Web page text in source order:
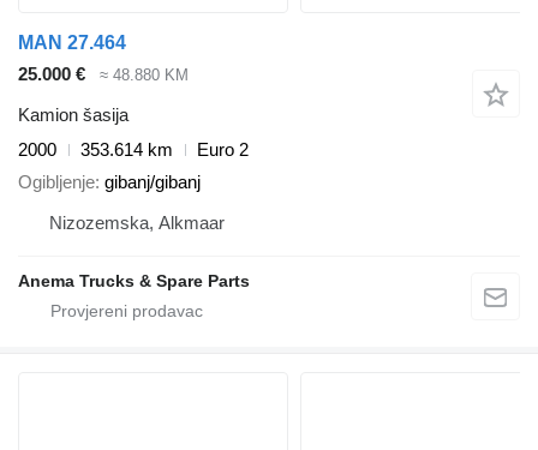
MAN 27.464
25.000 €
≈ 48.880 KM
Kamion šasija
2000
353.614 km
Euro 2
Ogibljenje gibanj/gibanj
Nizozemska, Alkmaar
Anema Trucks & Spare Parts